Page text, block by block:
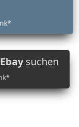
Ebaysuchen